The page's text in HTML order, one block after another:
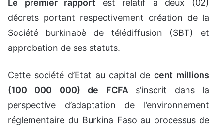
Le premier rapport est relatif à deux (02)
décrets portant respectivement création de la
Société
burkinabè de télédiffusion (SBT) et
approbation de ses statuts.
Cette société d’Etat au capital de cent millions
(100 000 000) de FCFA s’inscrit dans la
perspective d’adaptation de l’environnement
réglementaire du Burkina Faso au processus de